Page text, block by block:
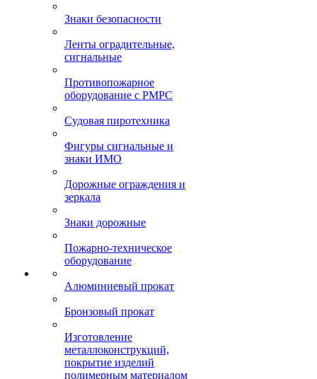
Знаки безопасности
Ленты оградительные,
сигнальные
Противопожарное
оборудование с РМРС
Судовая пиротехника
Фигуры сигнальные и
знаки ИМО
Дорожные ограждения и
зеркала
Знаки дорожные
Пожарно-техническое
оборудование
Алюминиевый прокат
Бронзовый прокат
Изготовление
металлоконструкций,
покрытие изделий
полимерным материалом